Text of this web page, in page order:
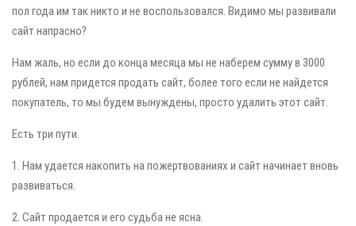
пол года им так никто и не воспользовался. Видимо мы развивали
сайт напрасно?
Нам жаль, но если до конца месяца мы не наберем сумму в 3000
рублей, нам придется продать сайт, более того если не найдется
покупатель, то мы будем вынуждены, просто удалить этот сайт.
Есть три пути.
1. Нам удается накопить на пожертвованиях и сайт начинает вновь
развиваться.
2. Сайт продается и его судьба не ясна.